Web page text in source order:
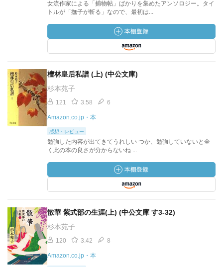
女流作家による「捕物帖」ばかりを集めたアンソロジー。タイ
トルが「撫子が斬る」なので、最初は...
檀林皇后私譜 (上) (中公文庫)
杉本苑子
121 3.58 6
Amazon.co.jp・本
感想・レビュー
勉強した内容が出てきてうれしい つか、勉強していないと全
く此の本の良さが分からないね ...
散華 紫式部の生涯(上) (中公文庫 す3-32)
杉本苑子
120 3.42 8
Amazon.co.jp・本